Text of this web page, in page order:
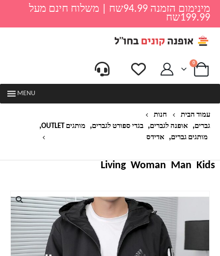
מינימום הזמנה 94.99שח | משלוח חינם מעל
199.99שח
0
MENU
עמוד הבית
חנות
גברים, אופנה לגברים, בגדי ספורט לגברים, מותגים OUTLET ,
מותגים גברים, אדידס
Kids
Man
Woman
Living